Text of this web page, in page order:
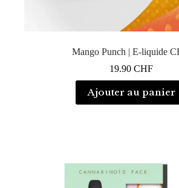
Mango Punch | E-liquide
19.90CHF
Ajouter au panier